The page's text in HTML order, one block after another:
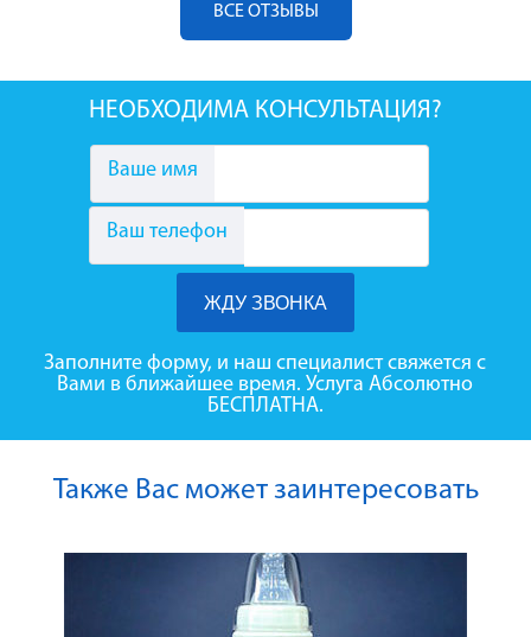
ВСЕ ОТЗЫВЫ
НЕОБХОДИМА КОНСУЛЬТАЦИЯ?
Ваше имя
Ваш телефон
Заполните форму, и наш специалист свяжется с
Вами в ближайшее время. Услуга Абсолютно
БЕСПЛАТНА.
Также Вас может заинтересовать